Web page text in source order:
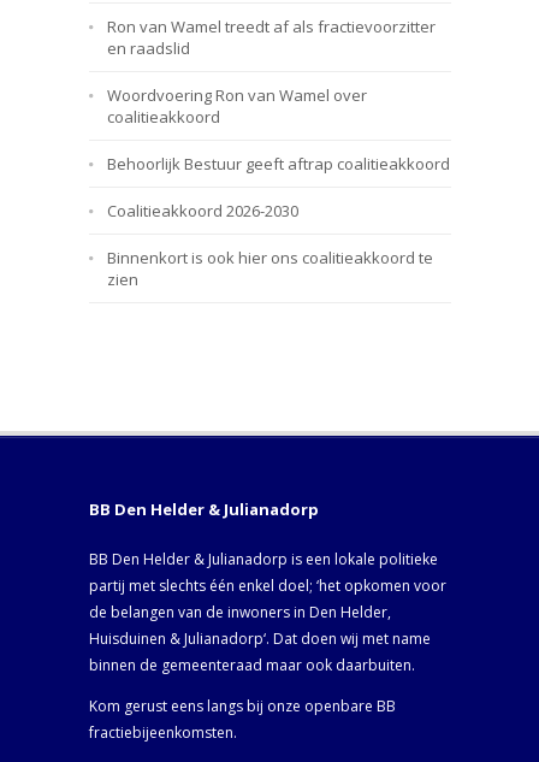
Ron van Wamel treedt af als fractievoorzitter
en raadslid
Woordvoering Ron van Wamel over
coalitieakkoord
Behoorlijk Bestuur geeft aftrap coalitieakkoord
Coalitieakkoord 2026-2030
Binnenkort is ook hier ons coalitieakkoord te
zien
BB Den Helder & Julianadorp
BB Den Helder & Julianadorp is een lokale politieke
partij met slechts één enkel doel; ‘het opkomen voor
de belangen van de inwoners in Den Helder,
Huisduinen & Julianadorp‘. Dat doen wij met name
binnen de gemeenteraad maar ook daarbuiten.
Kom gerust eens langs bij onze openbare BB
fractiebijeenkomsten.